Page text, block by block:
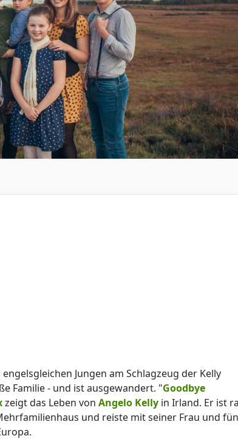
Jungen am Schlagzeug der Kelly
Familie - und ist ausgewandert. "Goodbye
zeigt das Leben von Angelo Kelly in Irland. Er ist
und reiste mit seiner Frau und